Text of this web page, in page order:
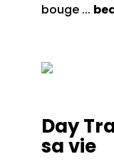
bouge ...
Day
sa vie